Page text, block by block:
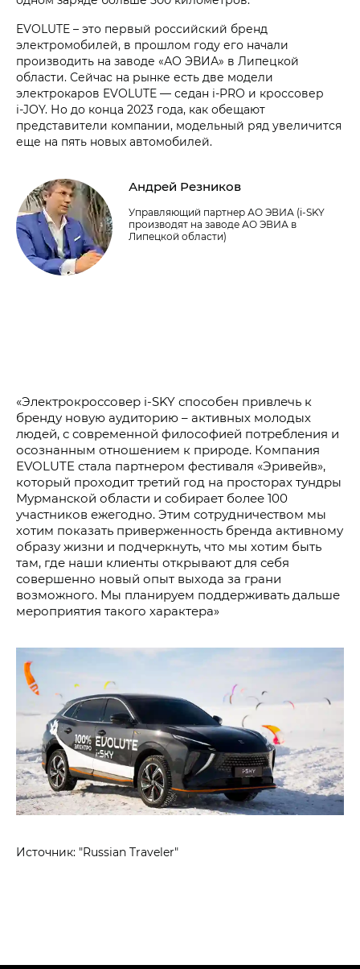
EVOLUTE – это первый российский бренд
электромобилей, в прошлом году его начали
производить на заводе «АО ЭВИА» в Липецкой
области. Сейчас на рынке есть две модели
электрокаров EVOLUTE — седан i‑PRO и кроссовер
i‑JOY. Но до конца 2023 года, как обещают
представители компании, модельный ряд увеличится
еще на пять новых автомобилей.
Андрей Резников
Управляющий партнер АО ЭВИА (i‑SKY
производят на заводе АО ЭВИА в
Липецкой области)
«Электрокроссовер i‑SKY способен привлечь к
бренду новую аудиторию – активных молодых
людей, с современной философией потребления и
осознанным отношением к природе. Компания
EVOLUTE стала партнером фестиваля «Эривейв»,
который проходит третий год на просторах тундры
Мурманской области и собирает более 100
участников ежегодно. Этим сотрудничеством мы
хотим показать приверженность бренда активному
образу жизни и подчеркнуть, что мы хотим быть
там, где наши клиенты открывают для себя
совершенно новый опыт выхода за грани
возможного. Мы планируем поддерживать дальше
мероприятия такого характера»
Источник: "Russian Traveler"